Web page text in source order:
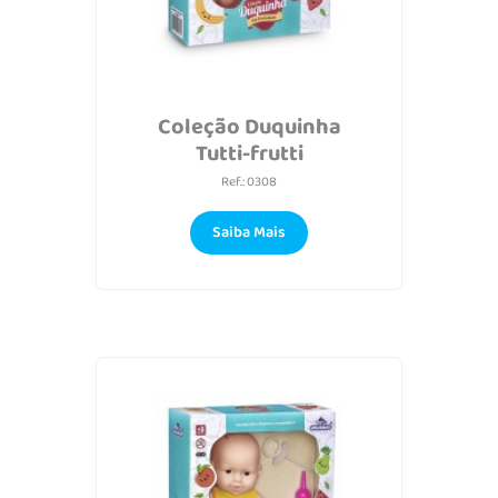
Coleção Duquinha
Tutti-frutti
Ref.: 0308
Saiba Mais